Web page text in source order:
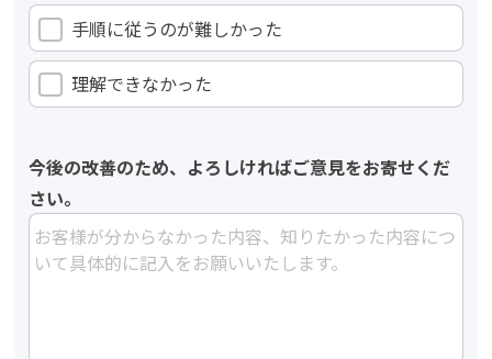
手順に従うのが難しかった
理解できなかった
今後の改善のため、よろしければご意見をお寄せくだ
さい。